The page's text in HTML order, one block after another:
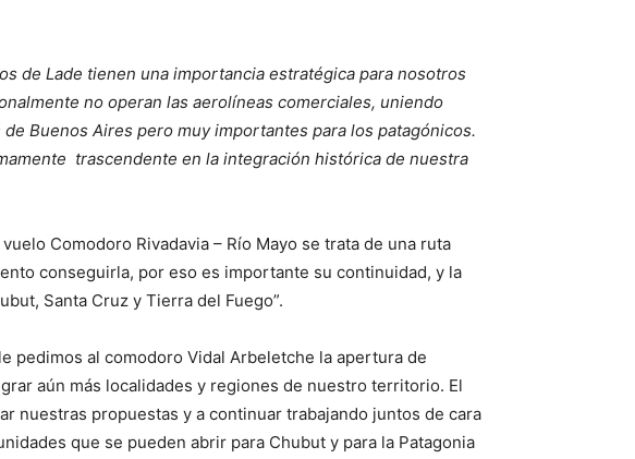
de Lade tienen una importancia estratégica para nosotros
no operan las aerolíneas comerciales, uniendo
Buenos Aires pero muy importantes para los patagónicos.
trascendente en la integración histórica de nuestra
Comodoro Rivadavia – Río Mayo se trata de una ruta
conseguirla, por eso es importante su continuidad, y la
Santa Cruz y Tierra del Fuego”.
pedimos al comodoro Vidal Arbeletche la apertura de
aún más localidades y regiones de nuestro territorio. El
nuestras propuestas y a continuar trabajando juntos de cara
que se pueden abrir para Chubut y para la Patagonia